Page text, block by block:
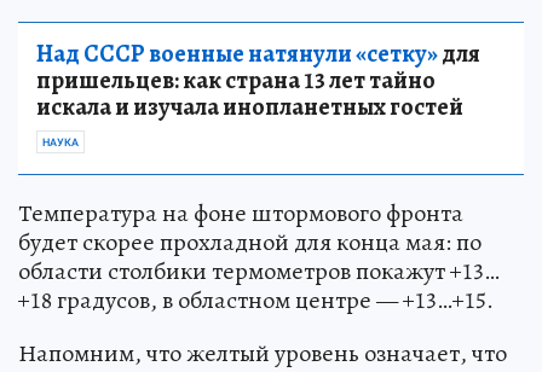
Над СССР военные натянули «сетку»для
пришельцев: как страна 13 лет тайно
искала и изучала инопланетных гостей
НАУКА
Температура на фоне штормового фронта
будет скорее прохладной для конца мая: по
области столбики термометров покажут +13…
+18 градусов, в областном центре — +13…+15.
Напомним, что желтый уровень означает, что